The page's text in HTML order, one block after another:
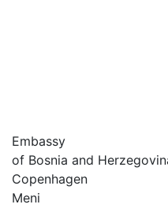
Embassy
of Bosnia and
Copenhagen
Meni